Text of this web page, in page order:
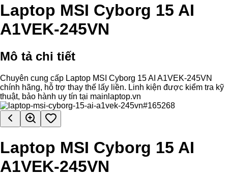
Laptop MSI Cyborg 15 AI
A1VEK-245VN
Mô tả chi tiết
Chuyên cung cấp Laptop MSI Cyborg 15 AI A1VEK-245VN
chính hãng, hỗ trợ thay thế lấy liền. Linh kiện được kiểm tra kỹ
thuật, bảo hành uy tín tại mainlaptop.vn
Laptop MSI Cyborg 15 AI
A1VEK-245VN